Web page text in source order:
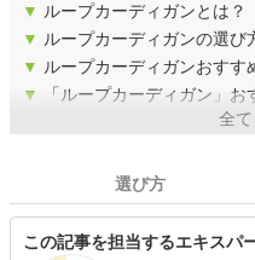
▼ ループカーディガンとは？
▼ ループカーディガンの選び
▼ ループカーディガンおすす
▼
「ループカーディガン」
全
選び方
この記事を担当するエキスパ